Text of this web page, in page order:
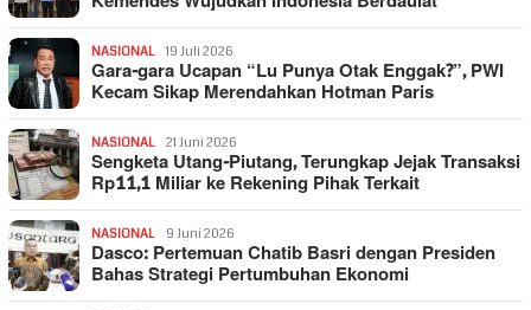
NASIONAL 19 Juli 2026
Gara-gara Ucapan “Lu Punya Otak Enggak?”, PWI
Kecam Sikap Merendahkan Hotman Paris
NASIONAL 21 Juni 2026
Sengketa Utang-Piutang, Terungkap Jejak Transaksi
Rp11,1 Miliar ke Rekening Pihak Terkait
NASIONAL 9 Juni 2026
Dasco: Pertemuan Chatib Basri dengan Presiden
Bahas Strategi Pertumbuhan Ekonomi